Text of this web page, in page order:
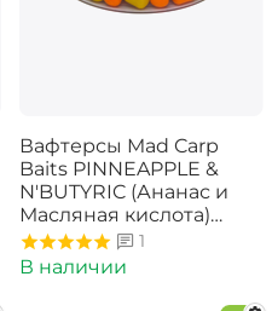
Вафтерсы Mad Carp
Baits PINNEAPPLE &
N'BUTYRIC (Ананас и
Масляная кислота)
Wafters
1
В наличии